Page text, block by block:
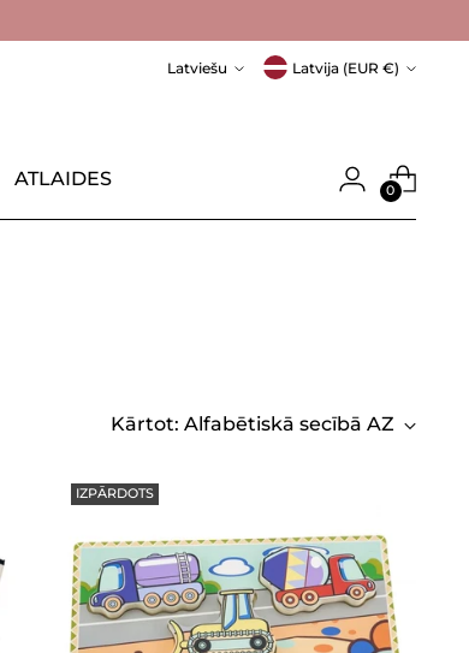
Valoda
Latviešu Valūta Latvija (EUR €)
ATLAIDES
0
Kārtot: Alfabētiskā secībā AZ
IZPĀRDOTS